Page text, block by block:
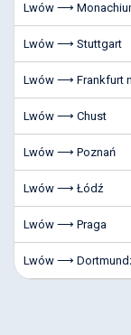
Lwów ⟶
Lwów ⟶ Stuttgart
Lwów ⟶ Frankfurt
Lwów ⟶ Chust
Lwów ⟶ Poznań
Lwów ⟶ Łódź
Lwów ⟶ Praga
Lwów ⟶